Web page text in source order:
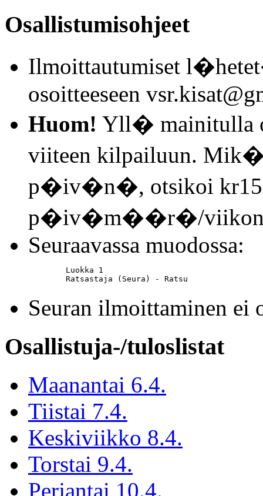
Osallistumisohjeet
Ilmoittautumiset
osoitteeseen
Huom! Yll� mainitulla
viiteen kilpailuun.
p�iv�n�, otsikoi
p�iv�m��r�/
Seuraavassa muodossa:
	Ratsastaja (Seura) - Ratsu
Seuran
Osallistuja-/tuloslistat
Maanantai 6.4.
Tiistai 7.4.
Keskiviikko 8.4.
Torstai 9.4.
Perjantai 10.4.